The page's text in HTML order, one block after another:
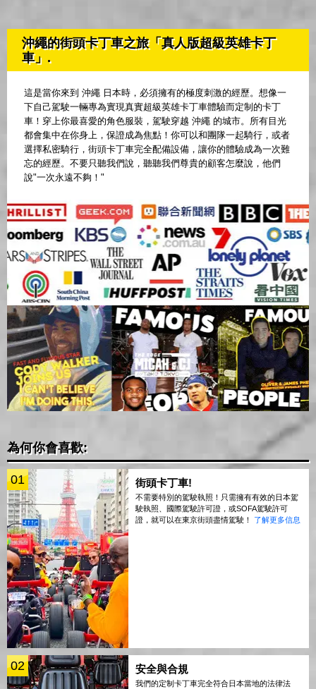
沖繩的街頭卡丁車之旅「真人版超級英雄卡丁
車」.
這是當你來到 沖繩 日本時，必須擁有的極度刺激的經歷。想像一
下自己駕駛一輛專為實現真實超級英雄卡丁車體驗而定制的卡丁
車！穿上你最喜愛的角色服裝，駕駛穿越 沖繩 的城市。所有目光
都會集中在你身上，保證成為焦點！你可以和團隊一起騎行，或者
選擇私密騎行，街頭卡丁車完全配備設備，讓你的體驗成為一次難
忘的經歷。不要只聽我們說，聽聽我們尊貴的顧客怎麼說，他們
說"一次永遠不夠！"
為何你會喜歡:
01 街頭卡丁車!
不需要特別的駕駛執照！只需擁有有效的日本駕
駛執照、國際駕駛許可證，或SOFA駕駛許可
證，就可以在東京街頭盡情駕駛！ 了解更多信息
02 安全與合規
我們的定制卡丁車完全符合日本當地的法律法